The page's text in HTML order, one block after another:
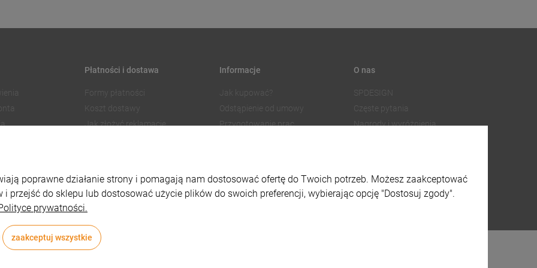
Płatności i dostawa
Formy płatności
Koszt dostawy
Jak złożyć reklamację
Informacje
Jak kupować?
Odstąpienie od umowy
Przygotowanie prac
Ustawienia plików cookies
O nas
SPDESIGN
Częste pytania
Nagrody i wyróżnienia
X
poprawne działanie strony i pomagają nam dostosować ofertę do Twoich potrzeb. Możesz zaakceptować
przejść do sklepu lub dostosować użycie plików do swoich preferencji, wybierając opcję "Dostosuj zgody".
prywatności.
zaakceptuj wszystkie